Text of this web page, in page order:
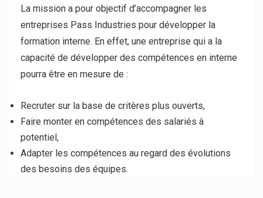
La mission a pour objectif d’accompagner les
entreprises Pass Industries pour développer la
formation interne. En effet, une entreprise qui a la
capacité de développer des compétences en interne
pourra être en mesure de :
Recruter sur la base de critères plus ouverts,
Faire monter en compétences des salariés à
potentiel,
Adapter les compétences au regard des évolutions
des besoins des équipes.